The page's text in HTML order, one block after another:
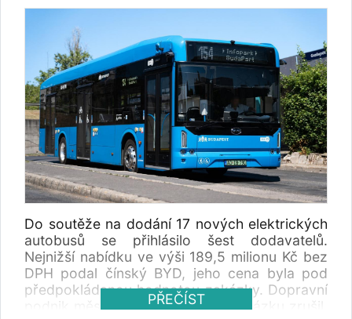
Do soutěže na dodání 17 nových elektrických
autobusů se přihlásilo šest dodavatelů.
Nejnižší nabídku ve výši 189,5 milionu Kč bez
DPH podal čínský BYD, jeho cena byla pod
předpokládanou hodnotou zakázky. Dopravní
podnik města Děčína veřejnou zakázku zrušil.
PŘEČÍST